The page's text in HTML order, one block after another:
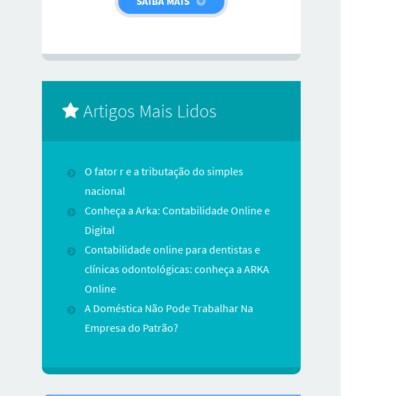
Artigos Mais Lidos
O fator r e a tributação do simples
nacional
Conheça a Arka: Contabilidade Online e
Digital
Contabilidade online para dentistas e
clínicas odontológicas: conheça a ARKA
Online
A Doméstica Não Pode Trabalhar Na
Empresa do Patrão?